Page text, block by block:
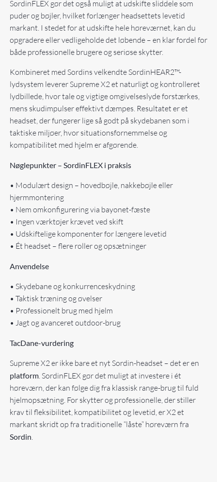
SordinFLEX gør det også muligt at udskifte sliddele som
puder og bøjler, hvilket forlænger headsettets levetid
markant. I stedet for at udskifte hele høreværnet, kan du
opgradere eller vedligeholde det løbende – en klar fordel for
både professionelle brugere og seriøse skytter.
Kombineret med Sordins velkendte SordinHEAR2™-
lydsystem leverer Supreme X2 et naturligt og kontrolleret
lydbillede, hvor tale og vigtige omgivelseslyde forstærkes,
mens skudimpulser effektivt dæmpes. Resultatet er et
headset, der fungerer lige så godt på skydebanen som i
taktiske miljøer, hvor situationsfornemmelse og
kompatibilitet med hjelm er afgørende.
Nøglepunkter – SordinFLEX i praksis
• Modulært design – hovedbøjle, nakkebøjle eller
hjermmontering
• Nem omkonfigurering via bayonet-fæste
• Ingen værktøjer krævet ved skift
• Udskiftelige komponenter for længere levetid
• Ét headset – flere roller og opsætninger
Anvendelse
• Skydebane og konkurrenceskydning
• Taktisk træning og øvelser
• Professionelt brug med hjelm
• Jagt og avanceret outdoor-brug
TacDane-vurdering
Supreme X2 er ikke bare et nyt Sordin-headset – det er en
platform. SordinFLEX gør det muligt at investere i ét
høreværn, der kan følge dig fra klassisk range-brug til fuld
hjelmopsætning. For skytter og professionelle, der stiller
krav til fleksibilitet, kompatibilitet og levetid, er X2 et
markant skridt op fra traditionelle “låste” høreværn fra
Sordin.